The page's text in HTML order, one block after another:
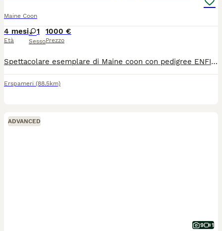
Maine Coon
4 mesi
Età
1
Sesso
1000 €
Prezzo
Spettacolare esemplare di Maine coon con pedigree ENFI anche libero!!! Colorazione stupenda!!! È già disponibile completa di tutto! Genitori testati e certificati! Possibilità di consegna! Per info 3204280348 Maria Rosa
Erspameri (88.5km)
ADVANCED
9 1